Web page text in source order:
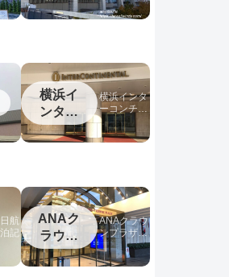
横浜イ
ンター
コンチ
ネンタ
横浜インタ
ーコンチネ
ンタルホテ
ルの宿泊記
航
記
ANAク
ラウン
プラザ
松山
ANAクラウ
ンプラザホ
テル松山宿
泊記